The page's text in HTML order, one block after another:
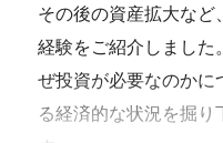
その後の資産拡大など
経験をご紹介しました
ぜ投資が必要なのかに
る経済的な状況を掘り